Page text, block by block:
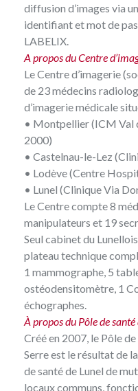
diffusion d’images via
identifiant et mot de
LABELIX.
A propos du Centre
Le Centre d’imagerie
de 23 médecins
d’imagerie médicale
• Montpellier (ICM Val
2000)
• Castelnau-le-Lez
• Lodève (Centre
• Lunel (Clinique Via
Le Centre compte 8
manipulateurs et 19
Seul cabinet du
plateau technique
1 mammographe, 5
ostéodensitomètre, 1
échographes.
À propos du Pôle de santé
Créé en 2007, le Pôle
Serreest le résultat de
de santé de Lunel de
locaux communs,